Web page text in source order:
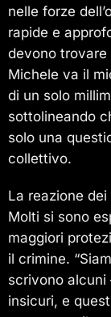
nelle forze
rapide e
devono
Michele va il
di un solo
sottolineando
solo una
collettivo.
La reazione
Molti si sono
maggiori
il crimine.
scrivono alcuni
insicuri, e